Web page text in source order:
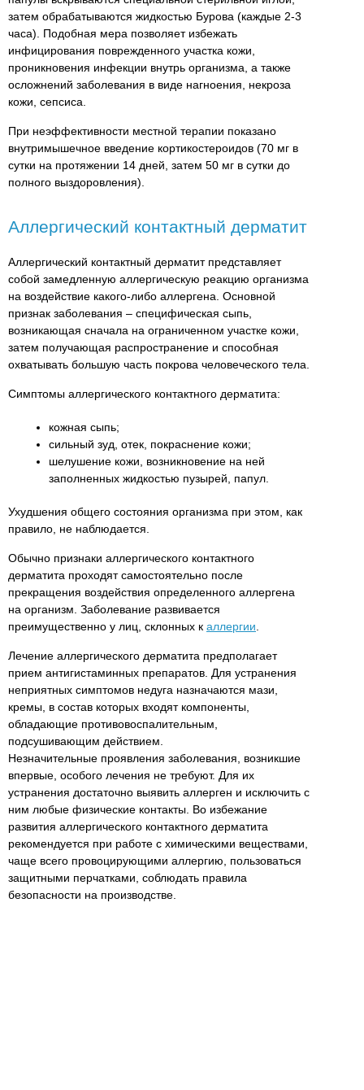
затем обрабатываются жидкостью Бурова (каждые 2-3
часа). Подобная мера позволяет избежать
инфицирования поврежденного участка кожи,
проникновения инфекции внутрь организма, а также
осложнений заболевания в виде нагноения, некроза
кожи, сепсиса.
При неэффективности местной терапии показано
внутримышечное введение кортикостероидов (70 мг в
сутки на протяжении 14 дней, затем 50 мг в сутки до
полного выздоровления).
Аллергический контактный дерматит
Аллергический контактный дерматит представляет
собой замедленную аллергическую реакцию организма
на воздействие какого-либо аллергена. Основной
признак заболевания – специфическая сыпь,
возникающая сначала на ограниченном участке кожи,
затем получающая распространение и способная
охватывать большую часть покрова человеческого тела.
Симптомы аллергического контактного дерматита:
кожная сыпь;
сильный зуд, отек, покраснение кожи;
шелушение кожи, возникновение на ней
заполненных жидкостью пузырей, папул.
Ухудшения общего состояния организма при этом, как
правило, не наблюдается.
Обычно признаки аллергического контактного
дерматита проходят самостоятельно после
прекращения воздействия определенного аллергена
на организм. Заболевание развивается
преимущественно у лиц, склонных к аллергии
Лечение аллергического дерматита предполагает
прием антигистаминных препаратов. Для устранения
неприятных симптомов недуга назначаются мази,
кремы, в состав которых входят компоненты,
обладающие противовоспалительным,
подсушивающим действием.
Незначительные проявления заболевания, возникшие
впервые, особого лечения не требуют. Для их
устранения достаточно выявить аллерген и исключить с
ним любые физические контакты. Во избежание
развития аллергического контактного дерматита
рекомендуется при работе с химическими веществами,
чаще всего провоцирующими аллергию, пользоваться
защитными перчатками, соблюдать правила
безопасности на производстве.